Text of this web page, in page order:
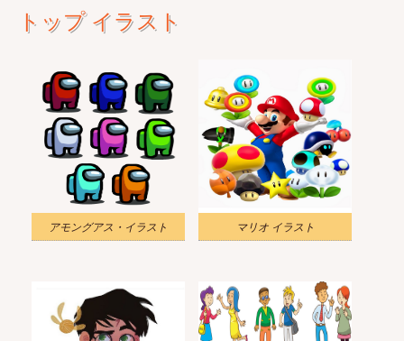
トップ イラスト
アモングアス・イラスト マリオ イラスト